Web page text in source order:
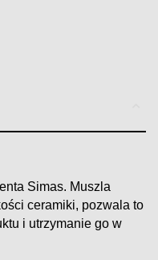
Simas. Muszla
ceramiki, pozwala to
i utrzymanie go w